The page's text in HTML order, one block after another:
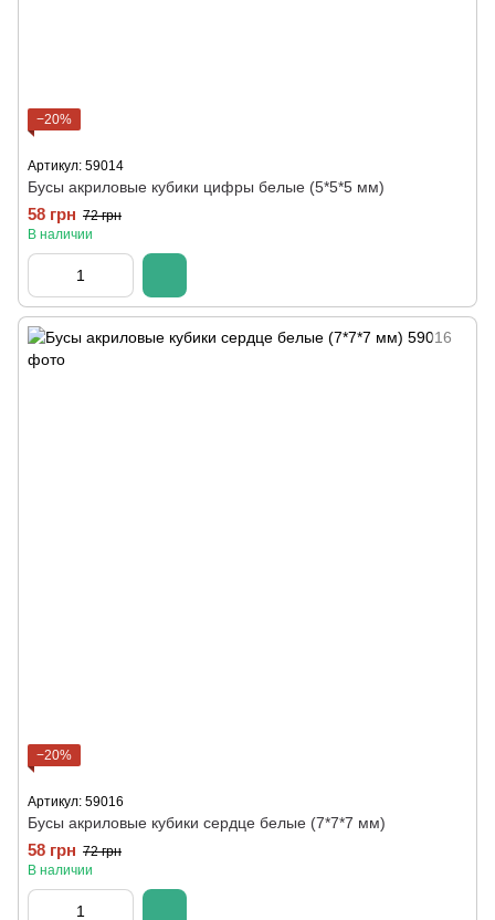
−20%
Артикул: 59014
Бусы акриловые кубики цифры белые (5*5*5 мм)
58 грн 72 грн
В наличии
−20%
Артикул: 59016
Бусы акриловые кубики сердце белые (7*7*7 мм)
58 грн 72 грн
В наличии